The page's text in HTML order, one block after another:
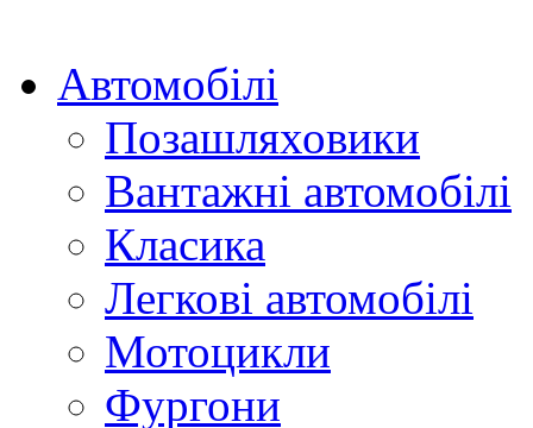
Автомобілі
Позашляховики
Вантажні автомобілі
Класика
Легкові автомобілі
Мотоцикли
Фургони